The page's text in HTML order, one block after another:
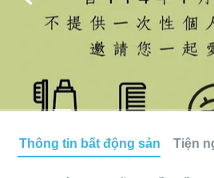
Thông tin bất động sản Tiện